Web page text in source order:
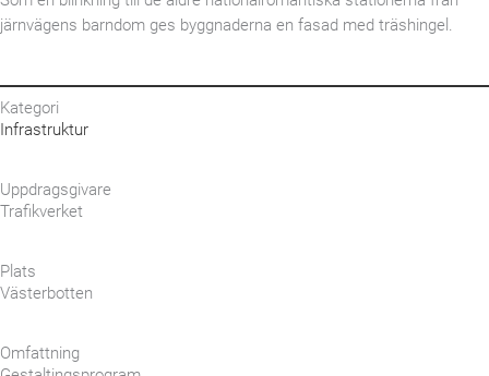
järnvägens barndom ges byggnaderna en fasad med träshingel.
Kategori
Infrastruktur
Uppdragsgivare
Trafikverket
Plats
Västerbotten
Omfattning